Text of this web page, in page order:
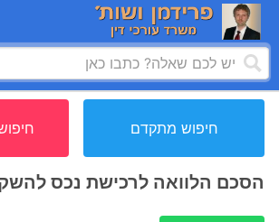
חיפוש מתקדם
הסכם הלוואה לרכישת נכס